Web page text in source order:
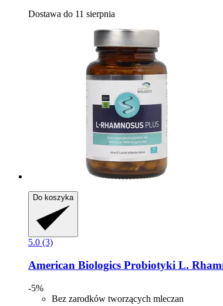
Dostawa do 11 sierpnia
Do koszyka
5.0 (3)
American Biologics Probiotyki L.
-5%
Bez zarodków tworzących mleczan